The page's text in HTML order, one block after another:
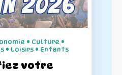
• Culture •
• Loisirs • Enfants
votre